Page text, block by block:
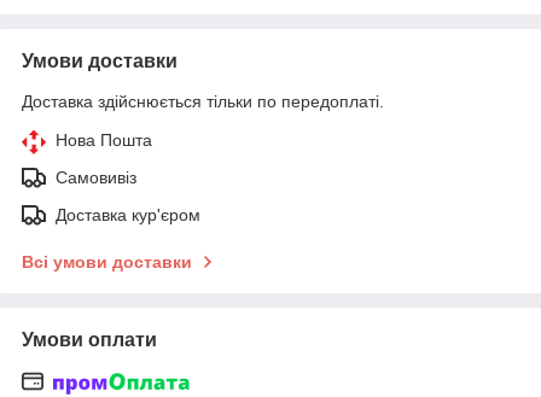
Умови доставки
Доставка здійснюється тільки по передоплаті.
Нова Пошта
Самовивіз
Доставка кур'єром
Всі умови доставки
Умови оплати